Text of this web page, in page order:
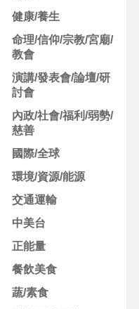
健康/養生
命理/信仰/宗教/宮廟/
教會
演講/發表會/論壇/研
討會
內政/社會/福利/弱勢/
慈善
國際/全球
環境/資源/能源
交通運輸
中美台
正能量
餐飲美食
蔬/素食